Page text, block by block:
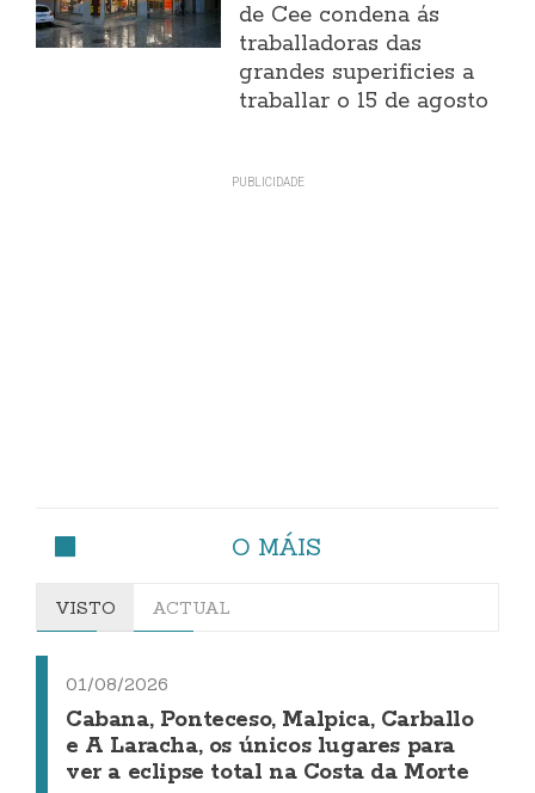
de Cee condena ás
traballadoras das
grandes superificies a
traballar o 15 de agosto
O MÁIS
VISTO ACTUAL
01/08/2026
Cabana, Ponteceso, Malpica, Carballo
e A Laracha, os únicos lugares para
ver a eclipse total na Costa da Morte